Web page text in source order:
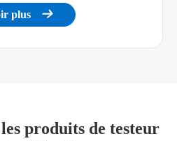
plus 
produits de testeur